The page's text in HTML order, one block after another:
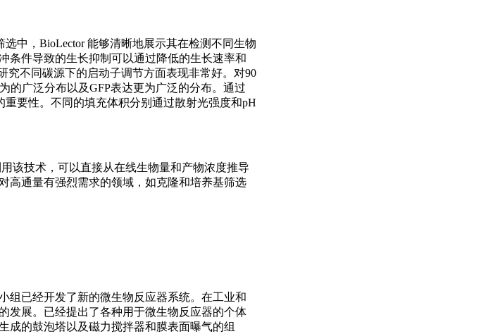
中，BioLector 能够清晰地展示其在检测不同生物
条件导致的生长抑制可以通过降低的生长速率和
不同碳源下的启动子调节方面表现非常好。对90
的广泛分布以及GFP表达更为广泛的分布。通过
要性。不同的填充体积分别通过散射光强度和pH
该技术，可以直接从在线生物量和产物浓度推导
高通量有强烈需求的领域，如克隆和培养基筛选
组已经开发了新的微生物反应器系统。在工业和
发展。已经提出了各种用于微生物反应器的个体
成的鼓泡塔以及磁力搅拌器和膜表面曝气的组